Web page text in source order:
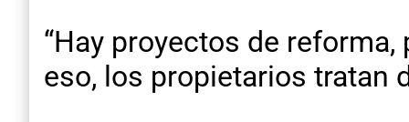
“Hay proyectos de
eso, los propietarios tratan